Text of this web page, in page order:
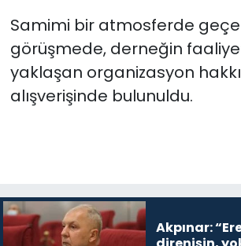
Samimi bir atmosferde
görüşmede, derneğin
yaklaşan organizasyon
alışverişinde bulunuldu.
Akpınar: